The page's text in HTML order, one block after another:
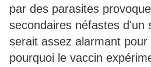
par des parasites
secondaires néfastes d'un
serait assez alarmant
pourquoi le vaccin